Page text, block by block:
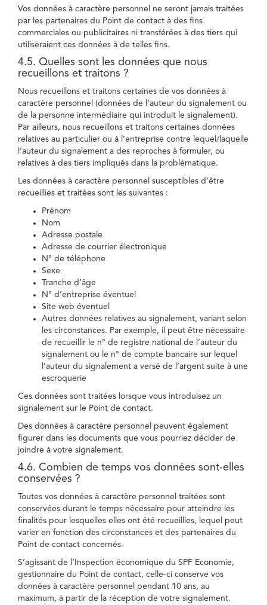
Vos données à caractère personnel ne seront jamais traitées
par les partenaires du Point de contact à des fins
commerciales ou publicitaires ni transférées à des tiers qui
utiliseraient ces données à de telles fins.
4.5. Quelles sont les données que nous
recueillons et traitons ?
Nous recueillons et traitons certaines de vos données à
caractère personnel (données de l’auteur du signalement ou
de la personne intermédiaire qui introduit le signalement).
Par ailleurs, nous recueillons et traitons certaines données
relatives au particulier ou à l’entreprise contre lequel/laquelle
l’auteur du signalement a des reproches à formuler, ou
relatives à des tiers impliqués dans la problématique.
Les données à caractère personnel susceptibles d’être
recueillies et traitées sont les suivantes :
Prénom
Nom
Adresse postale
Adresse de courrier électronique
N° de téléphone
Sexe
Tranche d’âge
N° d’entreprise éventuel
Site web éventuel
Autres données relatives au signalement, variant selon
les circonstances. Par exemple, il peut être nécessaire
de recueillir le n° de registre national de l’auteur du
signalement ou le n° de compte bancaire sur lequel
l’auteur du signalement a versé de l’argent suite à une
escroquerie
Ces données sont traitées lorsque vous introduisez un
signalement sur le Point de contact.
Des données à caractère personnel peuvent également
figurer dans les documents que vous pourriez décider de
joindre à votre signalement.
4.6. Combien de temps vos données sont-elles
conservées ?
Toutes vos données à caractère personnel traitées sont
conservées durant le temps nécessaire pour atteindre les
finalités pour lesquelles elles ont été recueillies, lequel peut
varier en fonction des circonstances et des partenaires du
Point de contact concernés.
S’agissant de l’Inspection économique du SPF Economie,
gestionnaire du Point de contact, celle-ci conserve vos
données à caractère personnel pendant 10 ans, au
maximum, à partir de la réception de votre signalement.